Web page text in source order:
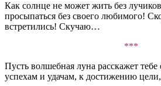
Как солнце не может жить без
просыпаться без своего любимого!
встретились! Скучаю…
***
Пусть волшебная луна расскажет
успехам и удачам, к достижению